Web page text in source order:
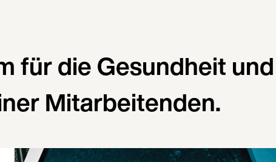
für die Gesundheit
Mitarbeitenden.